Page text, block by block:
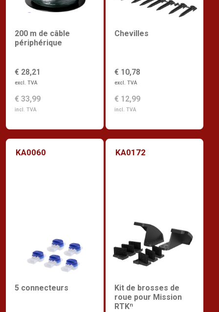
200 m de câble
périphérique
€ 28,21
excl. TVA
€ 33,99
incl. TVA
Chevilles
€ 10,78
excl. TVA
€ 12,99
incl. TVA
KA0060
5 connecteurs
KA0172
Kit de brosses de
roue pour Mission
RTKⁿ